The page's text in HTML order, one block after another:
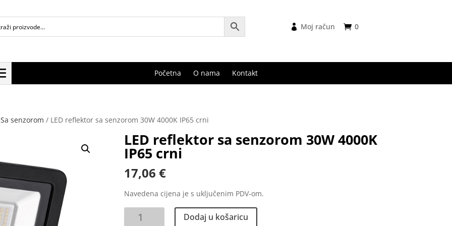
0
Moj račun
Početna O nama Kontakt
Sa senzorom / LED reflektor sa senzorom 30W 4000K IP65 crni
LED reflektor sa senzorom 30W 4000K
IP65 crni
17,06 €
Navedena cijena je s uključenim PDV-om.
reflektor
Dodaj u košaricu